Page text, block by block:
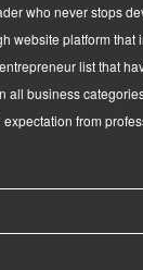
who never stops
website platform that
list that
all business
from